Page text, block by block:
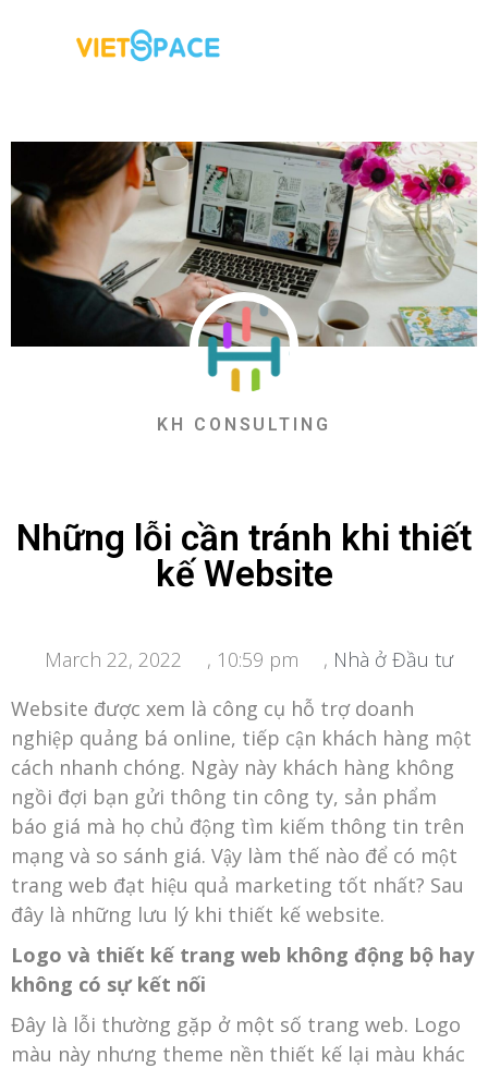
KH CONSULTING
Những lỗi cần tránh khi thiết
kế Website
March 22, 2022 , 10:59 pm , Nhà ở Đầu tư
Website được xem là công cụ hỗ trợ doanh
nghiệp quảng bá online, tiếp cận khách hàng một
cách nhanh chóng. Ngày này khách hàng không
ngồi đợi bạn gửi thông tin công ty, sản phẩm
báo giá mà họ chủ động tìm kiếm thông tin trên
mạng và so sánh giá. Vậy làm thế nào để có một
trang web đạt hiệu quả marketing tốt nhất? Sau
đây là những lưu lý khi thiết kế website.
Logo và thiết kế trang web không động bộ hay
không có sự kết nối
Đây là lỗi thường gặp ở một số trang web. Logo
màu này nhưng theme nền thiết kế lại màu khác